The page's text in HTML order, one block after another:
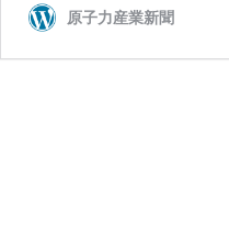
原子力産業新聞